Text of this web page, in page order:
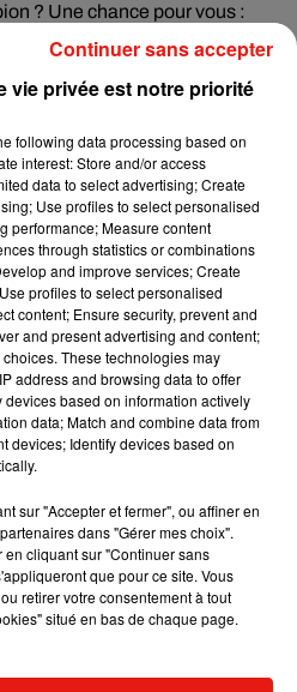
? Une chance pour vous :
le déguisement cette année
gothique, cicatrices
peu importe !
pour vous doit faire rêver votre
: Peter Pan, Harry Potter ou le
: la Reine des Neiges ou
d'être ridicule, c'est ce qui vous
nez rouge à la façon du
Papel.
montrez-le c'est l'occasion !
à la main, avec du carton, des
des branches, ce sera parfait.
rêves, songeur toute la
vie privée est notre priorité
following data processing based on
interest: Store and/or access
data to select advertising; Create
Use profiles to select personalised
performance; Measure content
through statistics or combinations
and improve services; Create
profiles to select personalised
content; Ensure security, prevent and
and present advertising and content;
These technologies may
address and browsing data to offer
based on information actively
data; Match and combine data from
devices; Identify devices based on
sur "Accepter et fermer", ou affiner en
dans "Gérer mes choix".
cliquant sur "Continuer sans
que pour ce site. Vous
retirer votre consentement à tout
situé en bas de chaque page.
Continuer sans accepter